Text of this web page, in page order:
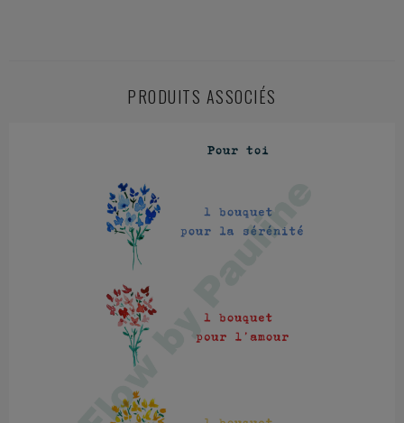
PRODUITS ASSOCIÉS